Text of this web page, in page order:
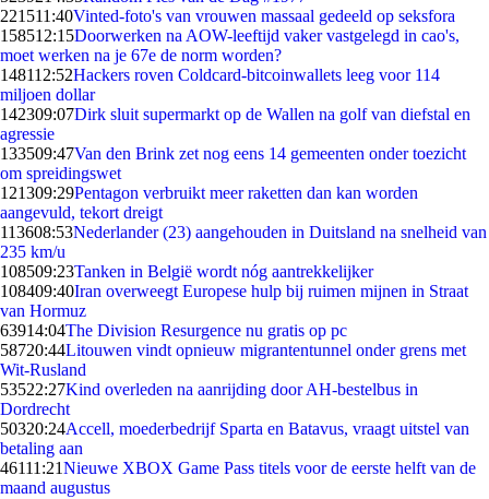
221511:40Vinted-foto's van vrouwen massaal gedeeld op seksfora
158512:15Doorwerken na AOW-leeftijd vaker vastgelegd in cao's,
moet werken na je 67e de norm worden?
148112:52Hackers roven Coldcard-bitcoinwallets leeg voor 114
miljoen dollar
142309:07Dirk sluit supermarkt op de Wallen na golf van diefstal en
agressie
133509:47Van den Brink zet nog eens 14 gemeenten onder toezicht
om spreidingswet
121309:29Pentagon verbruikt meer raketten dan kan worden
aangevuld, tekort dreigt
113608:53Nederlander (23) aangehouden in Duitsland na snelheid van
235 km/u
108509:23Tanken in België wordt nóg aantrekkelijker
108409:40Iran overweegt Europese hulp bij ruimen mijnen in Straat
van Hormuz
63914:04The Division Resurgence nu gratis op pc
58720:44Litouwen vindt opnieuw migrantentunnel onder grens met
Wit-Rusland
53522:27Kind overleden na aanrijding door AH-bestelbus in
Dordrecht
50320:24Accell, moederbedrijf Sparta en Batavus, vraagt uitstel van
betaling aan
46111:21Nieuwe XBOX Game Pass titels voor de eerste helft van de
maand augustus